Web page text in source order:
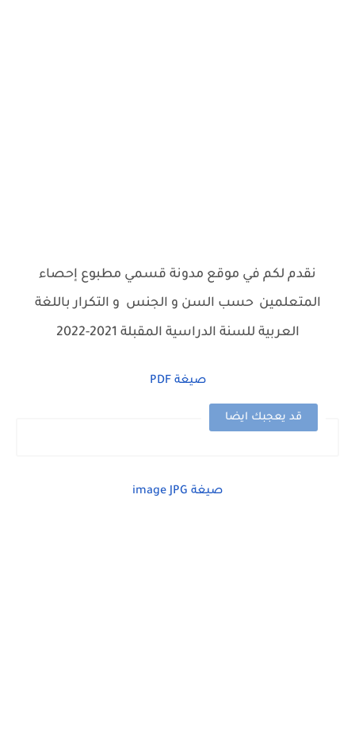
نقدم لكم في موقع مدونة قسمي مطبوع إحصاء
المتعلمين
.حسب السن و الجنس و التكرار باللغة
العربية للسنة الدراسية المقبلة 2021-2022
صيغة PDF
قد يعجبك ايضا
صيغة image JPG